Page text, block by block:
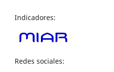
Indicadores:
Redes sociales: